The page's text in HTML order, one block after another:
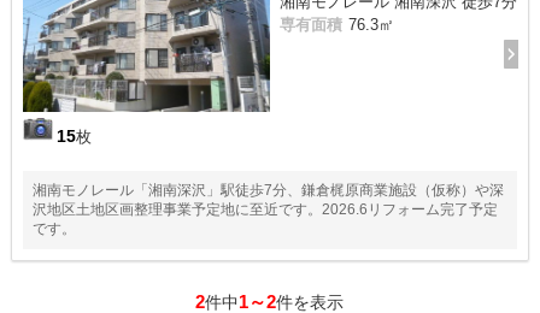
15枚
専有面積 76.3㎡
湘南モノレール「湘南深沢」駅徒歩7分、鎌倉梶原商業施設（仮称）や深
沢地区土地区画整理事業予定地に至近です。2026.6リフォーム完了予定
です。
2件中1～2件を表示